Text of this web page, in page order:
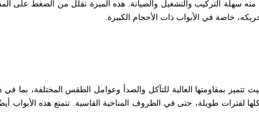
منه سهلة التركيب والتشغيل والصيانة. هذه الميزة تقلل من الضغط على
خاصة في الأبواب ذات الأحجام الكبيرة.
تتميز بمقاومتها العالية للتآكل والصدأ وعوامل الطقس المختلفة، بما
لفترات طويلة، حتى في الظروف المناخية القاسية. تتمتع هذه الأبواب